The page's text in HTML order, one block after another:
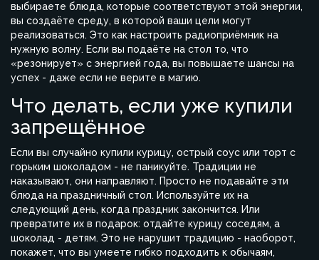
выбираете блюда, которые соответствуют этой энергии,
вы создаёте среду, в которой ваши цели могут
реализоваться. Это как настроить радиоприёмник на
нужную волну. Если вы подаёте на стол то, что
«резонирует» с энергией года, вы повышаете шансы на
успех - даже если не верите в магию.
Что делать, если уже купили
запрещённое
Если вы случайно купили курицу, острый соус или торт с
горьким шоколадом - не паникуйте. Традиции не
наказывают, они направляют. Просто не подавайте эти
блюда на праздничный стол. Используйте их на
следующий день, когда праздник закончится. Или
превратите их в подарок: отдайте курицу соседям, а
шоколад - детям. Это не нарушит традицию - наоборот,
покажет, что вы умеете гибко подходить к обычаям,